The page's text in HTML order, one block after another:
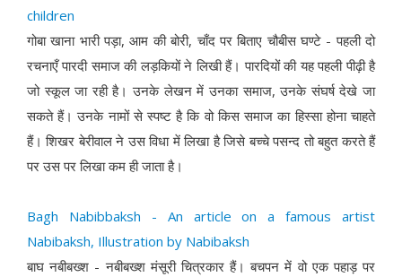
children
गोबा खाना भारी पड़ा, आम की बोरी, चाँद पर बिताए चौबीस घण्टे - पहली दो
रचनाएँ पारदी समाज की लड़कियों ने लिखी हैं। पारदियों की यह पहली पीढ़ी है
जो स्कूल जा रही है। उनके लेखन में उनका समाज, उनके संघर्ष देखे जा
सकते हैं। उनके नामों से स्पष्ट है कि वो किस समाज का हिस्सा होना चाहते
हैं। शिखर बेरीवाल ने उस विधा में लिखा है जिसे बच्चे पसन्द तो बहुत करते हैं
पर उस पर लिखा कम ही जाता है।
Bagh Nabibbaksh - An article on a famous artist
Nabibaksh, Illustration by Nabibaksh
बाघ नबीबख्श - नबीबख्श मंसूरी चित्रकार हैं। बचपन में वो एक पहाड़ पर